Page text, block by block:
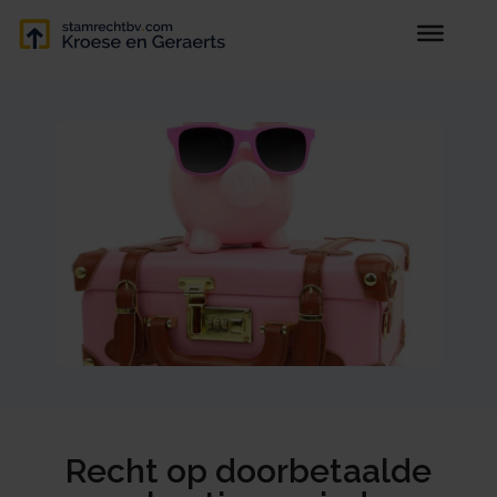
Recht op doorbetaalde